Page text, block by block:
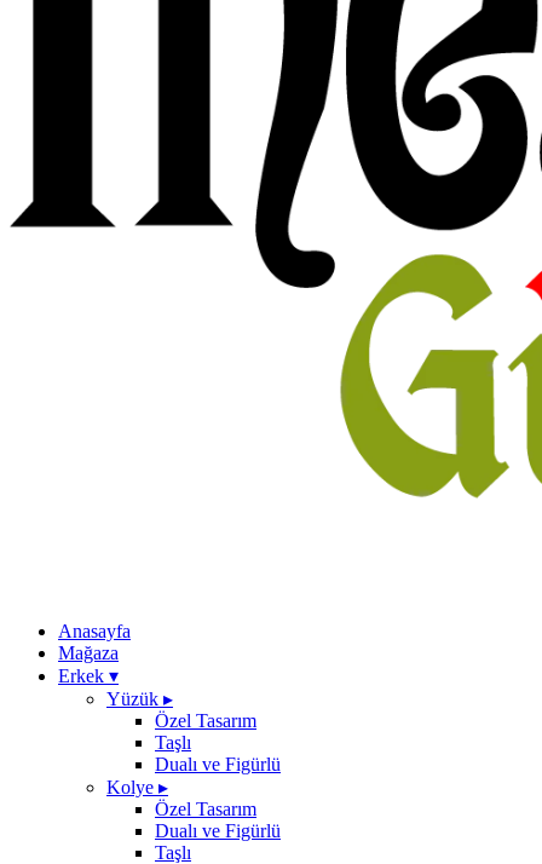
Anasayfa
Mağaza
Erkek ▾
Yüzük ▸
Özel Tasarım
Taşlı
Dualı ve Figürlü
Kolye ▸
Özel Tasarım
Dualı ve Figürlü
Taşlı